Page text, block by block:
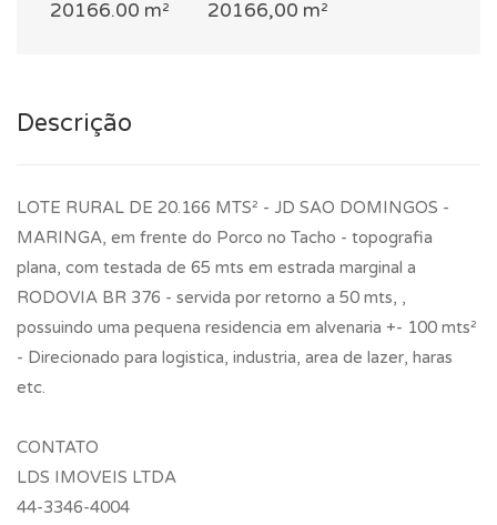
20166.00 m²
20166,00 m²
Descrição
LOTE RURAL DE 20.166 MTS² - JD SAO DOMINGOS -
MARINGA, em frente do Porco no Tacho - topografia
plana, com testada de 65 mts em estrada marginal a
RODOVIA BR 376 - servida por retorno a 50 mts, ,
possuindo uma pequena residencia em alvenaria +- 100 mts²
- Direcionado para logistica, industria, area de lazer, haras
etc.
CONTATO
LDS IMOVEIS LTDA
44-3346-4004